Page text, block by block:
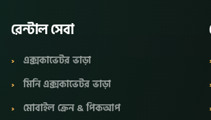
রেন্টাল সেবা
এক্সকাভেটর ভাড়া
মিনি এক্সকাভেটর ভাড়া
মোবাইল ক্রেন & পিকআপ